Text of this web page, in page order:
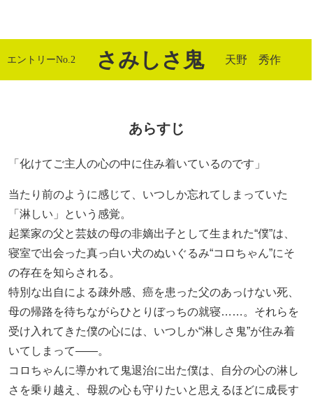
エントリーNo.2 さみしさ鬼 天野 秀作
あらすじ
「化けてご主人の心の中に住み着いているのです」
当たり前のように感じて、いつしか忘れてしまっていた
「淋しい」という感覚。
起業家の父と芸妓の母の非嫡出子として生まれた“僕”は、
寝室で出会った真っ白い犬のぬいぐるみ“コロちゃん”にそ
の存在を知らされる。
特別な出自による疎外感、癌を患った父のあっけない死、
母の帰路を待ちながらひとりぼっちの就寝……。それらを
受け入れてきた僕の心には、いつしか“淋しさ鬼”が住み着
いてしまって――。
コロちゃんに導かれて鬼退治に出た僕は、自分の心の淋し
さを乗り越え、母親の心も守りたいと思えるほどに成長す